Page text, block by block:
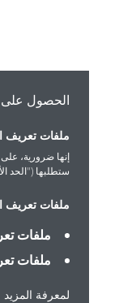
الحصول على
ملفات تعريف
إنها ضرورية، على
ستطلبها ("الحد الأدنى
ملفات تعريف
ملفات تعريف
ملفات تعريف
لمعرفة المزيد حول